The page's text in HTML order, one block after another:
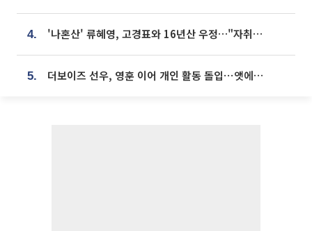
4. '나혼산' 류혜영, 고경표와 16년산 우정…"자취방서 부모님과 마주쳐"
5. 더보이즈 선우, 영훈 이어 개인 활동 돌입⋯앳에어리어와 전속계약